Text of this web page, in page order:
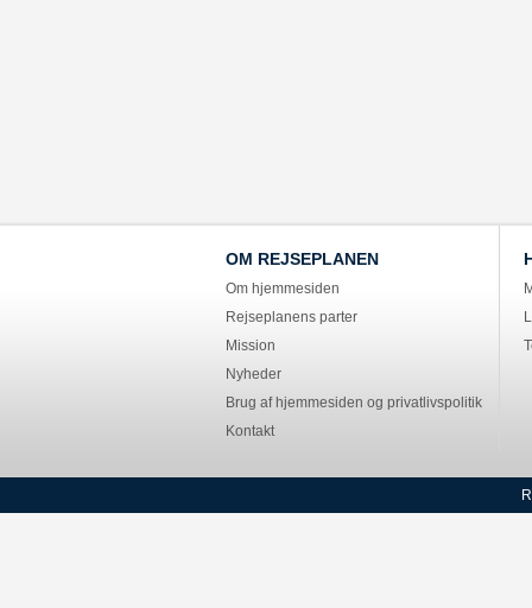
OM REJSEPLANEN
Om hjemmesiden
Rejseplanens parter
Mission
Nyheder
Brug af hjemmesiden og privatlivspolitik
Kontakt